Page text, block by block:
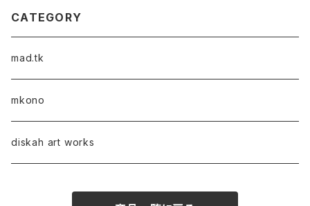
CATEGORY
mad.tk
mkono
diskah art works